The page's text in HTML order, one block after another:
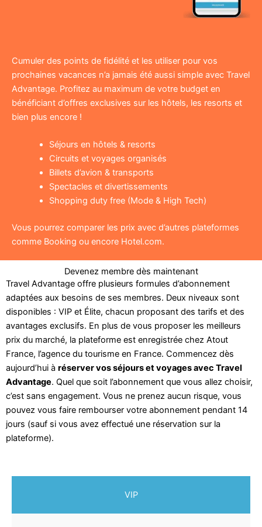
Cumuler des points de fidélité et les utiliser pour vos
prochaines vacances n’a jamais été aussi simple avec Travel
Advantage. Profitez au maximum de votre budget en
bénéficiant d’offres exclusives sur les hôtels, les resorts et
bien plus encore !
Séjours en hôtels & resorts
Circuits et voyages organisés
Billets d’avion & transports
Spectacles et divertissements
Shopping duty free (Mode & High Tech)
Vous pourrez comparer les prix avec d’autres plateformes
comme Booking ou encore Hotel.com.
Devenez membre dès maintenant
Travel Advantage offre plusieurs formules d’abonnement
adaptées aux besoins de ses membres. Deux niveaux sont
disponibles : VIP et Élite, chacun proposant des tarifs et des
avantages exclusifs. En plus de vous proposer les meilleurs
prix du marché, la plateforme est enregistrée chez Atout
France, l’agence du tourisme en France. Commencez dès
aujourd’hui à réserver vos séjours et voyages avec Travel
Advantage. Quel que soit l’abonnement que vous allez choisir,
c’est sans engagement. Vous ne prenez aucun risque, vous
pouvez vous faire rembourser votre abonnement pendant 14
jours (sauf si vous avez effectué une réservation sur la
plateforme).
VIP